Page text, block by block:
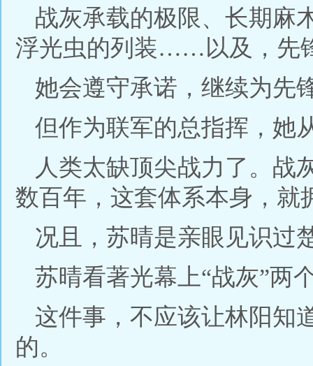
战灰承载的极限、长期麻
浮光虫的列装……以及，先
她会遵守承诺，继续为先
但作为联军的总指挥，她
人类太缺顶尖战力了。战
数百年，这套体系本身，就
况且，苏晴是亲眼见识过
苏晴看著光幕上“战灰”两
这件事，不应该让林阳知
的。